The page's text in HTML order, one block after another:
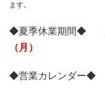
ます。
◆夏季休業期間◆
（月）
◆営業カレンダー◆